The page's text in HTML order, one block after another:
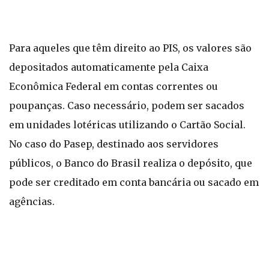
Para aqueles que têm direito ao PIS, os valores são
depositados automaticamente pela Caixa
Econômica Federal em contas correntes ou
poupanças. Caso necessário, podem ser sacados
em unidades lotéricas utilizando o Cartão Social.
No caso do Pasep, destinado aos servidores
públicos, o Banco do Brasil realiza o depósito, que
pode ser creditado em conta bancária ou sacado em
agências.